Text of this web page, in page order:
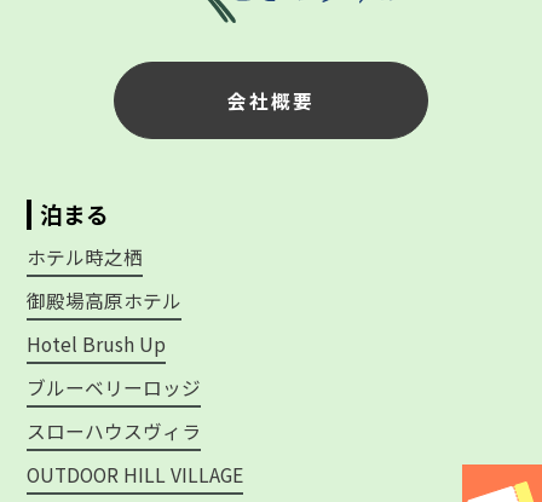
会社概要
泊まる
ホテル時之栖
御殿場高原ホテル
Hotel Brush Up
ブルーベリーロッジ
スローハウスヴィラ
OUTDOOR HILL VILLAGE